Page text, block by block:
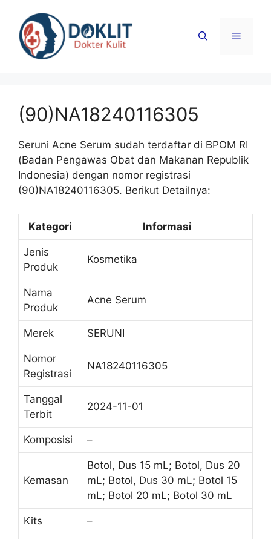
Menu
(90)NA18240116305
Seruni Acne Serum sudah terdaftar di BPOM RI
(Badan Pengawas Obat dan Makanan Republik
Indonesia) dengan nomor registrasi
(90)NA18240116305. Berikut Detailnya:
Kategori Informasi
Jenis
Produk
Kosmetika
Nama
Produk
Acne Serum
Merek SERUNI
Nomor
Registrasi
NA18240116305
Tanggal
Terbit
2024-11-01
Komposisi –
Kemasan
Botol, Dus 15 mL; Botol, Dus 20
mL; Botol, Dus 30 mL; Botol 15
mL; Botol 20 mL; Botol 30 mL
Kits –